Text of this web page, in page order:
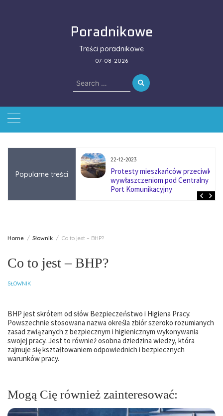
Poradnikowe
Treści poradnikowe
07-08-2026
Search
for:
Popularne treści
się na zmianę
w firmach
22-12-2023
Protesty mieszkańców przeciwko
wywłaszczeniom pod Centralny
Port Komunikacyjny
Home Słownik Co to jest – BHP?
Co to jest – BHP?
SŁOWNIK
BHP jest skrótem od słów Bezpieczeństwo i Higiena Pracy.
Powszechnie stosowana nazwa określa zbiór szeroko rozumianych
zasad związanych z bezpiecznym i higienicznym wykonywania
swojej pracy. Jest to również osobna dziedzina wiedzy, która
zajmuje się kształtowaniem odpowiednich i bezpiecznych
warunków pracy.
Mogą Cię również zainteresować: